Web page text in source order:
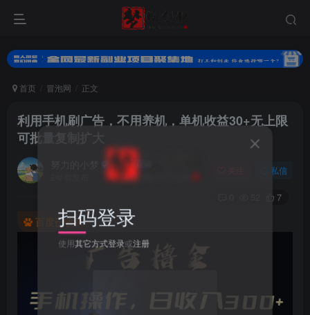
首页 冒泡网 正文
利用手机刷广告，不用养机，单机收益30+无上限
可批量复制扩大
私信
7
百度已收录扫码登录
使用其它方式登录或注册